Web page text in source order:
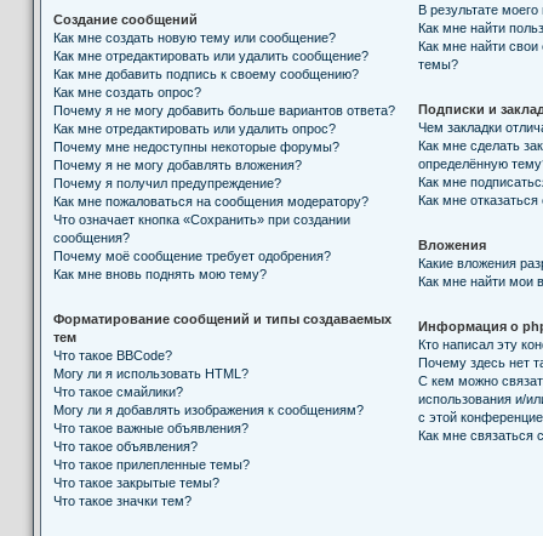
Создание сообщений
Как мне создать новую тему или сообщение?
Как мне отредактировать или удалить сообщение?
Как мне добавить подпись к своему сообщению?
Как мне создать опрос?
Почему я не могу добавить больше вариантов ответа?
Как мне отредактировать или удалить опрос?
Почему мне недоступны некоторые форумы?
Почему я не могу добавлять вложения?
Почему я получил предупреждение?
Как мне пожаловаться на сообщения модератору?
Что означает кнопка «Сохранить» при создании
сообщения?
Почему моё сообщение требует одобрения?
Как мне вновь поднять мою тему?
Форматирование сообщений и типы создаваемых
тем
Что такое BBCode?
Могу ли я использовать HTML?
Что такое смайлики?
Могу ли я добавлять изображения к сообщениям?
Что такое важные объявления?
Что такое объявления?
Что такое прилепленные темы?
Что такое закрытые темы?
Что такое значки тем?
В результате
Как мне найти
Как мне найти
темы?
Подписки и
Чем закладки
Как мне сделать
определённую
Как мне
Как мне отказаться
Вложения
Какие вложения
Как мне найти мои
Информация о
Кто написал эту
Почему здесь нет
С кем можно
использования и/
с этой
Как мне связаться